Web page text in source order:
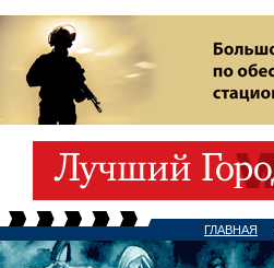
ГЛАВНАЯ